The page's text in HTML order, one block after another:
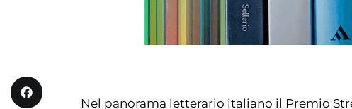
Nel panorama letterario italiano il Premio